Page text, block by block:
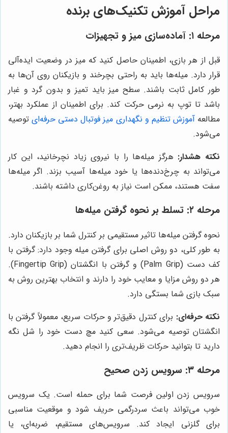
مراحل آموزش تکنیک‌های برنده
مرحله ۱: آماده‌سازی میز و تجهیزات
قبل از هر بازی، اطمینان حاصل کنید که میز در وضعیت ایده‌آلی
قرار دارد. میله‌ها باید به راحتی بچرخند و بازیکنان روی آن‌ها به
طور کامل ثابت باشند. سطح میز باید تمیز و بدون گرد و غبار
باشد تا توپ به نرمی حرکت کند. برای اطمینان از عملکرد بهتر،
مطالعهآموزش تنظیم و نگهداری میز فو‌تبا‌ل دستی حرفه‌ایتوصیه
می‌شود.
نکته هشدار: هرگز میله‌ها را با نیروی زیاد نچرخانید، این کار
می‌تواند به چرخ‌دنده‌ها یا خود میله‌ها آسیب بزند. اگر میله‌ها
سفت هستند، ممکن است نیاز به روغن‌کاری داشته باشند.
مرحله ۲: تسلط بر نحوه گرفتن میله‌ها
نحوه گرفتن میله‌ها تاثیر مستقیمی بر کنترل شما بر بازیکنان دارد.
به طور کلی، دو روش اصلی برای گرفتن میله وجود دارد: گرفتن با
کف دست (Palm Grip) و گرفتن با انگشتان (Fingertip Grip).
هر دو روش مزایا و معایب خود را دارند و انتخاب بهترین روش به
سبک بازی شما بستگی دارد.
نکته حرفه‌ای: برای کنترل دقیق‌تر و حرکات سریع، معمولاً گرفتن با
انگشتان توصیه می‌شود. سعی کنید مچ دست خود را شل نگه
دارید تا بتوانید حرکات ظریف‌تری را انجام دهید.
مرحله ۳: سرویس زدن صحیح
سرویس زدن اولین فرصت شما برای حمله است. یک سرویس
خوب می‌تواند باعث سردرگمی حریف شود و موقعیت مناسبی
برای گلزنی ایجاد کند. سرویس‌های مستقیم، ضربه‌ای، یا